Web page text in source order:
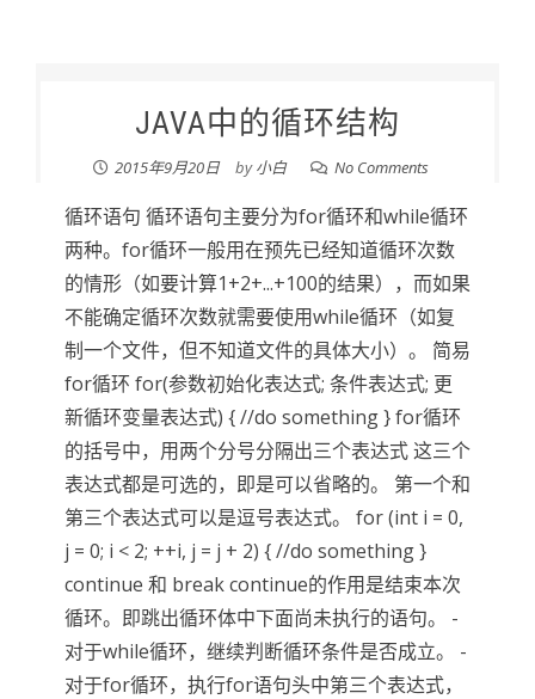
JAVA中的循环结构
2015年9月20日 by小白 No Comments
循环语句 循环语句主要分为for循环和while循环
两种。for循环一般用在预先已经知道循环次数
的情形（如要计算1+2+...+100的结果），而如果
不能确定循环次数就需要使用while循环（如复
制一个文件，但不知道文件的具体大小）。 简易
for循环 for(参数初始化表达式; 条件表达式; 更
新循环变量表达式) { //do something } for循环
的括号中，用两个分号分隔出三个表达式 这三个
表达式都是可选的，即是可以省略的。 第一个和
第三个表达式可以是逗号表达式。 for (int i = 0,
j = 0; i < 2; ++i, j = j + 2) { //do something }
continue 和 break continue的作用是结束本次
循环。即跳出循环体中下面尚未执行的语句。 -
对于while循环，继续判断循环条件是否成立。 -
对于for循环，执行for语句头中第三个表达式，